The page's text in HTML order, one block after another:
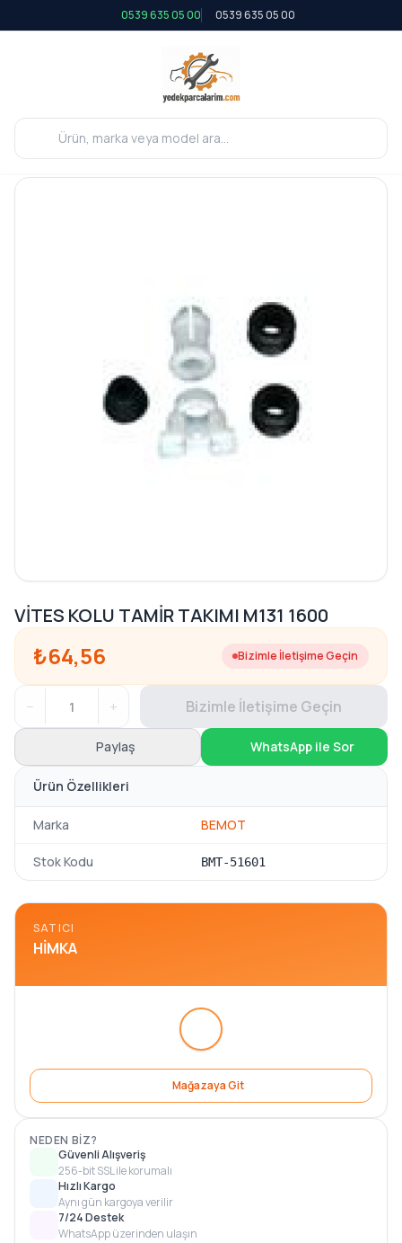
0539 635 05 00 0539 635 05 00
VİTES KOLU TAMİR TAKIMI M131 1600
₺64,56 Bizimle İletişime Geçin
− + Bizimle İletişime Geçin
Paylaş WhatsApp ile Sor
Ürün Özellikleri
Marka BEMOT
Stok Kodu BMT-51601
SATICI
HIMKA
Mağazaya Git
NEDEN BIZ?
Güvenli Alışveriş
256-bit SSL ile korumalı
Hızlı Kargo
Aynı gün kargoya verilir
7/24 Destek
WhatsApp üzerinden ulaşın